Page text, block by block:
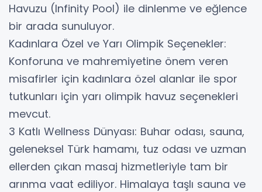
Havuzu (Infinity Pool) ile dinlenme ve eğlence
bir arada sunuluyor.
​Kadınlara Özel ve Yarı Olimpik Seçenekler:
Konforuna ve mahremiyetine önem veren
misafirler için kadınlara özel alanlar ile spor
tutkunları için yarı olimpik havuz seçenekleri
mevcut.
​3 Katlı Wellness Dünyası: Buhar odası, sauna,
geleneksel Türk hamamı, tuz odası ve uzman
ellerden çıkan masaj hizmetleriyle tam bir
arınma vaat ediliyor. Himalaya taşlı sauna ve